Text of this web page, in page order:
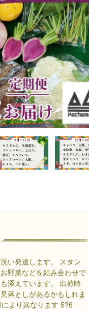
菜 詰め合わせ お任せ 季
枝豆 パクチー ビーツ ほ
い発送します。 スタン
野菜などを組み合わせで
添えています。 出荷時
落としがあるかもしれま
より異なります 5?6